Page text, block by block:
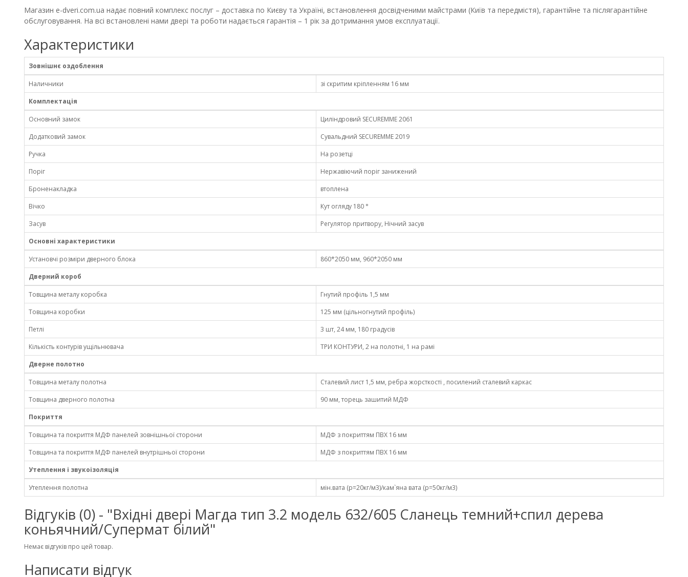
Магазин e-dveri.com.ua надає повний комплекс послуг – доставка по Києву та Україні, встановлення досвідченими майстрами (Київ та передмістя), гарантійне та післягарантійне
обслуговування. На всі встановлені нами двері та роботи надається гарантія – 1 рік за дотримання умов експлуатації.
Характеристики
Зовнішнє оздоблення
Наличники
зі скритим кріпленням 16 мм
Комплектація
Основний замок
Циліндровий SECUREMME 2061
Додатковий замок
Сувальдний SECUREMME 2019
Ручка
На розетці
Поріг
Нержавіючий поріг занижений
Броненакладка
втоплена
Вічко
Кут огляду 180 °
Засув
Регулятор притвору, Нічний засув
Основні характеристики
Установчі розміри дверного блока
860*2050 мм, 960*2050 мм
Дверний короб
Товщина металу коробка
Гнутий профіль 1,5 мм
Товщина коробки
125 мм (цільногнутий профіль)
Петлі
3 шт, 24 мм, 180 градусів
Кількість контурів ущільнювача
ТРИ КОНТУРИ, 2 на полотні, 1 на рамі
Дверне полотно
Товщина металу полотна
Сталевий лист 1,5 мм, ребра жорсткості , посилений сталевий каркас
Товщина дверного полотна
90 мм, торець зашитий МДФ
Покриття
Товщина та покриття МДФ панелей зовнішньої сторони
МДФ з покриттям ПВХ 16 мм
Товщина та покриття МДФ панелей внутрішньої сторони
МДФ з покриттям ПВХ 16 мм
Утеплення і звукоізоляція
Утеплення полотна мін.вата (р=20кг/м3)/кам`яна вата (р=50кг/м3)
Відгуків (0) - "Вхідні двері Магда тип 3.2 модель 632/605 Сланець темний+спил дерева
коньячний/Супермат білий"
Немає відгуків про цей товар.
Написати відгук